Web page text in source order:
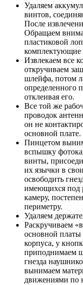
Удаляем
винтов,
После
Обращаем
пластиковой
комплектующие
Извлекаем все
откручиваем
шлейфа, потом
определенного
отклеивая его.
Все той же
проводок
он не
основной плате.
Пинцетом
вспышку
винты,
их язычки в
освободить
имеющихся под
камеру,
периметру.
Удаляем
Раскручиваем
основной платы
корпуса, у
приподнимаем
гнезда
вынимаем
движениями по